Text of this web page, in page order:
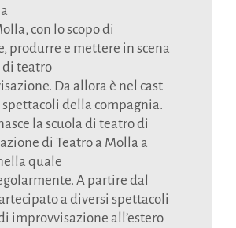
con lo scopo di
produrre e mettere in scena
teatro
Da allora è nel cast
della compagnia.
la scuola di teatro di
di Teatro a Molla a
quale
A partire dal
a diversi spettacoli
improvvisazione all’estero